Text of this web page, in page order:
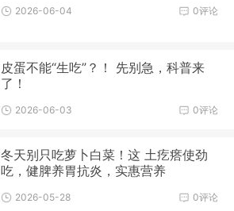
0评论
2026-06-04
皮蛋不能“生吃”？！ 先别急，科普来
了！
0评论
2026-06-03
冬天别只吃萝卜白菜！这 土疙瘩使劲
吃，健脾养胃抗炎，实惠营养
0评论
2026-05-28